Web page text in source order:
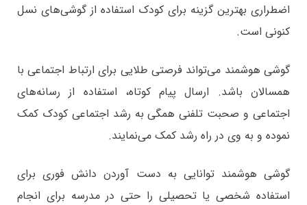
اضطراری بهترین گزینه برای کودک استفاده از گوشی‌های نسل
کنونی است.
گوشی هوشمند می‌تواند فرصتی طلایی برای ارتباط اجتماعی با
همسالان باشد. ارسال پیام کوتاه، استفاده از رسانه‌های
اجتماعی و صحبت تلفنی همگی به رشد اجتماعی کودک کمک
نموده و به وی در راه رشد کمک می‌نمایند.
گوشی هوشمند توانایی به دست آوردن دانش فوری برای
استفاده شخصی یا تحصیلی را حتی در مدرسه برای انجام